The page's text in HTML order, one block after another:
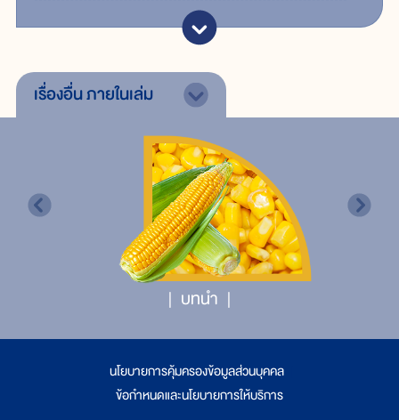
เรื่องอื่นภายในเล่ม
บทนำ
นโยบายการคุ้มครองข้อมูลส่วนบุคคล
ข้อกำหนดและนโยบายการให้บริการ